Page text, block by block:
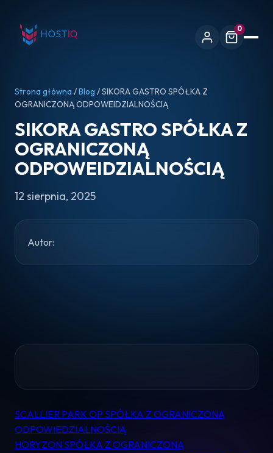
0
Pomoc
Strona główna /Blog / SIKORA GASTRO SPÓŁKA Z
OGRANICZONĄ ODPOWEIDZIALNOŚCIĄ
SIKORA GASTRO SPÓŁKA Z
OGRANICZONĄ
ODPOWEIDZIALNOŚCIĄ
12 sierpnia, 2025
Autor:
Nawigacja
wpisu
SCALLIER PARK OP SPÓŁKA Z OGRANICZONĄ
ODPOWIEDZIALNOŚCIĄ
HORYZON SPÓŁKA Z OGRANICZONĄ